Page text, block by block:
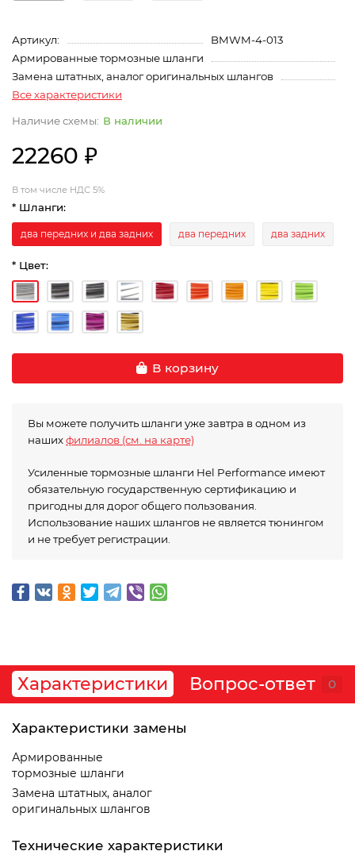
Артикул:
BMWM-4-013
Армированные тормозные шланги
Замена штатных, аналог оригинальных шлангов
Все характеристики
В наличии
22260 ₽
В том числе НДС 5%
* Шланги:
два передних и два задних два передних два задних
* Цвет:
В корзину
Вы можете получить шланги уже завтра в одном из
нашихфилиалов (см. на карте)
Усиленные тормозные шланги Hel Performance имеют
обязательную государственную сертификацию и
пригодны для дорог общего пользования.
Использование наших шлангов не является тюнингом
и не требует регистрации.
Характеристики Вопрос-ответ 0
Характеристики замены
Армированные
тормозные шланги
Замена штатных, аналог
оригинальных шлангов
Технические характеристики